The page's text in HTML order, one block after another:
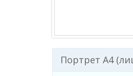
Портрет А4